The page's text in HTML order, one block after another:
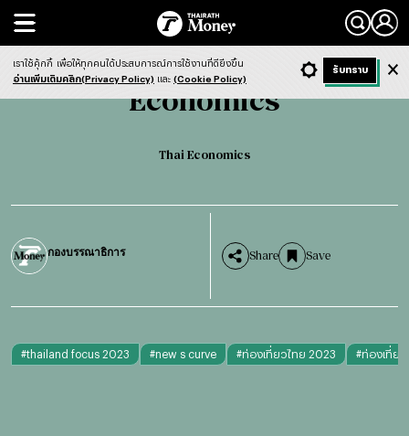
Search
Economics Thai Economics
Economics
Thai Economics
กองบรรณาธิการ Share Save
#thailand focus 2023 #new s curve #ท่องเที่ยวไทย 2023 #ท่องเที่ยว
- ก + ก Dark ฟังข่าว
เราใช้คุ้กกี้ เพื่อให้ทุกคนได้ประสบการณ์การใช้งานที่ดียิ่งขึ้น
อ่านเพิ่มเติมคลิก(Privacy Policy) และ (Cookie Policy)
รับทราบ